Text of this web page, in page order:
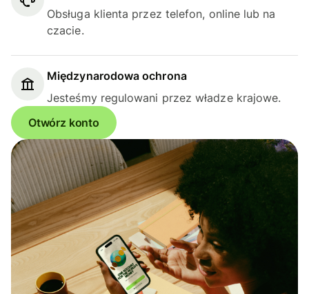
Obsługa klienta przez telefon, online lub na
czacie.
Międzynarodowa ochrona
Jesteśmy regulowani przez władze krajowe.
Otwórz konto